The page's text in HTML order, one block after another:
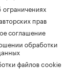
прав
соглашение
обработки
файлов cookie